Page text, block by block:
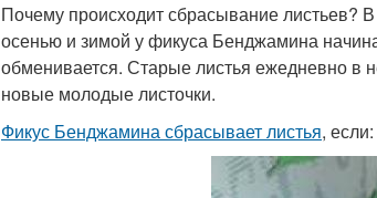
Почему происходит сбрасывание листьев?
осенью и зимой у фикуса Бенджамина
обменивается. Старые листья ежедневно в
новые молодые листочки.
Фикус Бенджамина сбрасывает листья, если: